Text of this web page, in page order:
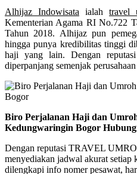
Alhijaz Indowisata ialah travel
Kementerian Agama RI No.722
Tahun 2018. Alhijaz pun
hingga punya kredibilitas tinggi
haji yang lain. Dengan
diperpanjang semenjak
Biro Perjalanan Haji dan
Kedungwaringin Bogor
Dengan reputasi TRAVEL
menyediakan jadwal akurat setiap
dilengkapi info nomer pesawat,